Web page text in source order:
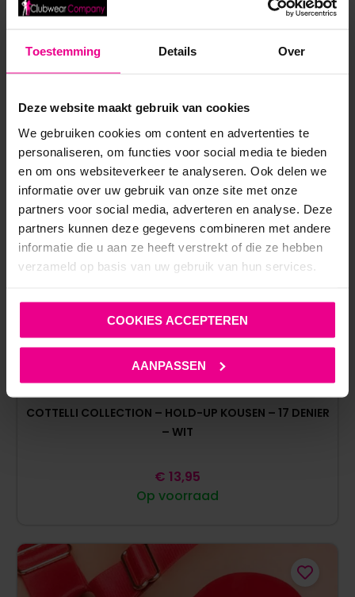
Toestemming Details Over
Deze website maakt gebruik van cookies
We gebruiken cookies om content en advertenties te
personaliseren, om functies voor social media te bieden
en om ons websiteverkeer te analyseren. Ook delen we
informatie over uw gebruik van onze site met onze
partners voor social media, adverteren en analyse. Deze
partners kunnen deze gegevens combineren met andere
informatie die u aan ze heeft verstrekt of die ze hebben
verzameld op basis van uw gebruik van hun services.
COOKIES ACCEPTEREN
AANPASSEN
COTTELLI COLLECTION – HOLD-UP KOUSEN – 17 DENIER
– WIT
Op voorraad
€ 13,95